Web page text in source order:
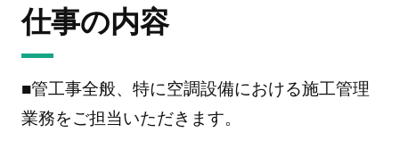
仕事の内容
■管工事全般、特に空調設備における施工管理
業務をご担当いただきます。